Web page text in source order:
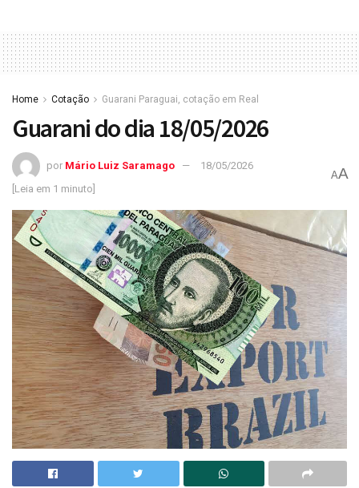
Home Cotação Guarani Paraguai, cotação em Real
Guarani do dia 18/05/2026
por Mário Luiz Saramago
18/05/2026
[Leia em 1 minuto]
AA